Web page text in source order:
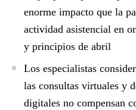
enorme impacto que la
actividad asistencial en
y principios de abril
Los especialistas
las consultas virtuales y
digitales no compensan